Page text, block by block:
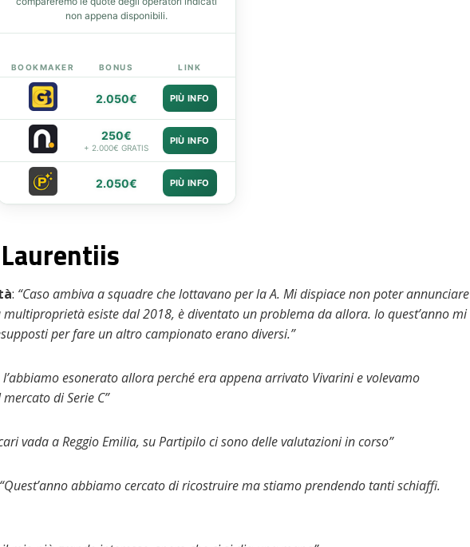
non appena disponibili.
BOOKMAKER BONUS LINK
2.050€ PIÙ INFO
250€
+ 2.000€ GRATIS
PIÙ INFO
2.050€ PIÙ INFO
: “Caso ambiva a squadre che lottavano per la A. Mi dispiace non poter annunciare
esiste dal 2018, è diventato un problema da allora. Io quest’anno mi
per fare un altro campionato erano diversi.”
esonerato allora perché era appena arrivato Vivarini e volevamo
di Serie C”
vada a Reggio Emilia, su Partipilo ci sono delle valutazioni in corso”
“Quest’anno abbiamo cercato di ricostruire ma stiamo prendendo tanti schiaffi.